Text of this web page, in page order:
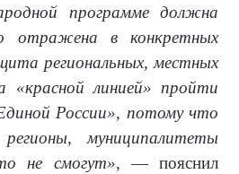
программе должна
отражена в конкретных
региональных, местных
линией» пройти
России», потому что
муниципалитеты
не смогут», — пояснил